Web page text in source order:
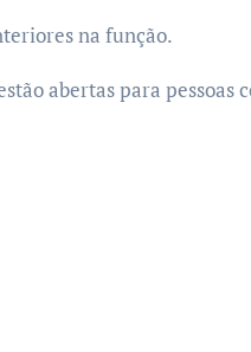
na função.
abertas para pessoas